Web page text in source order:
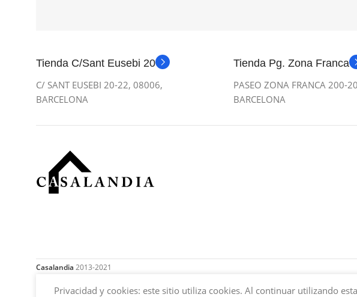
Tienda C/Sant Eusebi 20
C/ SANT EUSEBI 20-22, 08006,
BARCELONA
Tienda Pg. Zona Franca
PASEO ZONA FRANCA 200-
BARCELONA
Casalandia 2013-2021
Privacidad y cookies: este sitio utiliza cookies. Al continuar utilizando